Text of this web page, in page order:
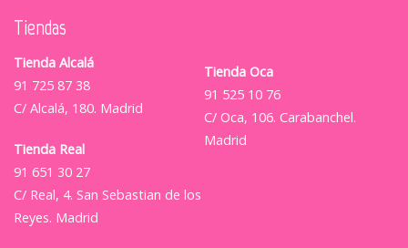
Tiendas
Tienda Alcalá
91 725 87 38
C/ Alcalá, 180. Madrid
Tienda Real
91 651 30 27
C/ Real, 4. San Sebastian de los
Reyes. Madrid
Tienda Oca
91 525 10 76
C/ Oca, 106. Carabanchel.
Madrid